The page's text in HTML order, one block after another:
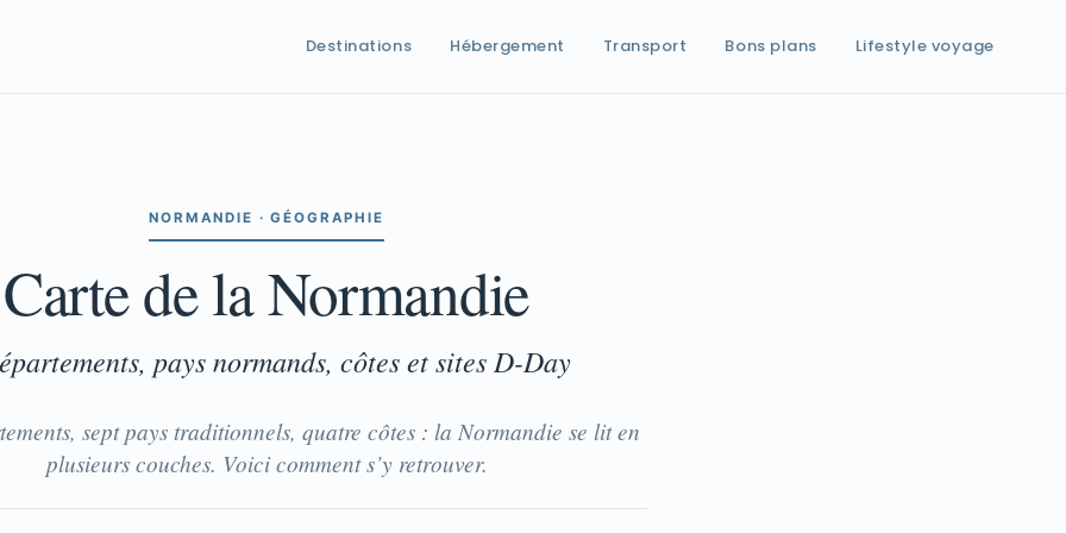
Destinations Hébergement Transport Bons plans Lifestyle voyage
NORMANDIE · GÉOGRAPHIE
Carte de la Normandie
pays normands, côtes et sites D-Day
sept pays traditionnels, quatre côtes : la Normandie se lit en
plusieurs couches. Voici comment s’y retrouver.